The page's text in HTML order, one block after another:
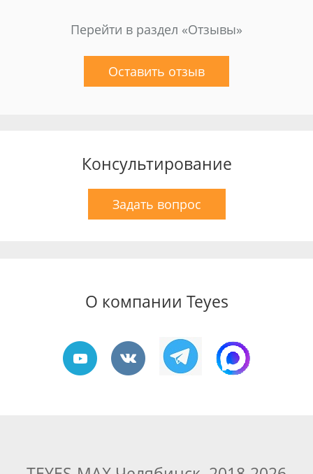
Перейти в раздел «Отзывы»
Оставить отзыв
Консультирование
Задать вопрос
О компании Teyes